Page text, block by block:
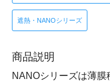
遮熱・NANOシリーズ
商品説明
NANOシリーズは薄